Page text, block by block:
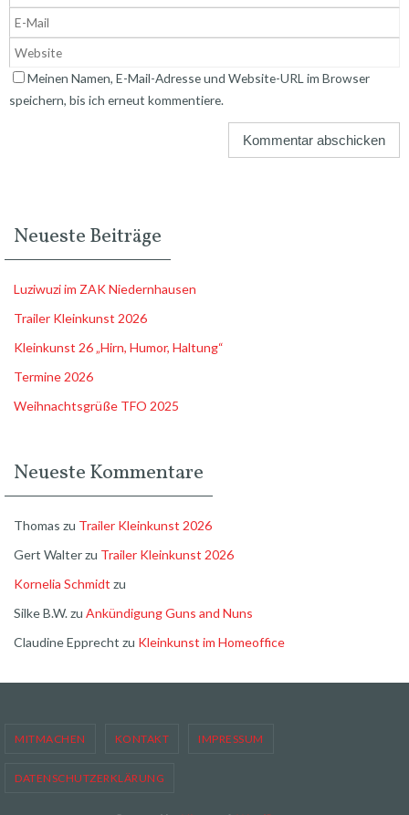
Meinen Namen, E-Mail-Adresse und Website-URL im Browser
speichern, bis ich erneut kommentiere.
Neueste Beiträge
Luziwuzi im ZAK Niedernhausen
Trailer Kleinkunst 2026
Kleinkunst 26 „Hirn, Humor, Haltung“
Termine 2026
Weihnachtsgrüße TFO 2025
Neueste Kommentare
Thomas zu Trailer Kleinkunst 2026
Gert Walterzu Trailer Kleinkunst 2026
Kornelia Schmidt zu
Silke B.W.zu Ankündigung Guns and Nuns
Claudine Epprecht zu Kleinkunst im Homeoffice
MITMACHEN KONTAKT IMPRESSUM
DATENSCHUTZERKLÄRUNG